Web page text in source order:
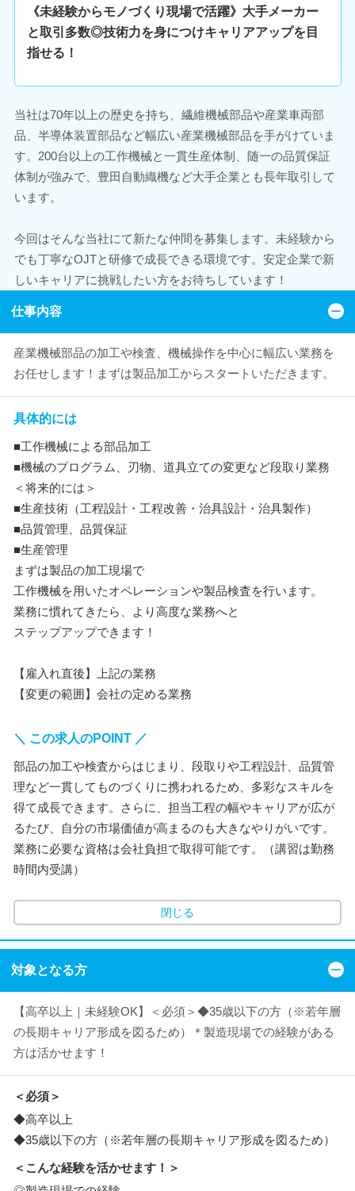
《未経験からモノづくり現場で活躍》大手メーカー
と取引多数◎技術力を身につけキャリアアップを目
指せる！
当社は70年以上の歴史を持ち、繊維機械部品や産業車両部
品、半導体装置部品など幅広い産業機械部品を手がけていま
す。200台以上の工作機械と一貫生産体制、随一の品質保証
体制が強みで、豊田自動織機など大手企業とも長年取引して
います。
今回はそんな当社にて新たな仲間を募集します。未経験から
でも丁寧なOJTと研修で成長できる環境です。安定企業で新
しいキャリアに挑戦したい方をお待ちしています！
仕事内容
産業機械部品の加工や検査、機械操作を中心に幅広い業務を
お任せします！まずは製品加工からスタートいただきます。
具体的には
■工作機械による部品加工
■機械のプログラム、刃物、道具立ての変更など段取り業務
＜将来的には＞
■生産技術（工程設計・工程改善・治具設計・治具製作）
■品質管理、品質保証
■生産管理
まずは製品の加工現場で
工作機械を用いたオペレーションや製品検査を行います。
業務に慣れてきたら、より高度な業務へと
ステップアップできます！
【雇入れ直後】上記の業務
【変更の範囲】会社の定める業務
＼ この求人のPOINT ／
部品の加工や検査からはじまり、段取りや工程設計、品質管
理など一貫してものづくりに携われるため、多彩なスキルを
得て成長できます。さらに、担当工程の幅やキャリアが広が
るたび、自分の市場価値が高まるのも大きなやりがいです。
業務に必要な資格は会社負担で取得可能です。（講習は勤務
時間内受講）
閉じる
対象となる方
【高卒以上｜未経験OK】＜必須＞◆35歳以下の方（※若年層
の長期キャリア形成を図るため）＊製造現場での経験がある
方は活かせます！
＜必須＞
◆高卒以上
◆35歳以下の方（※若年層の長期キャリア形成を図るため）
＜こんな経験を活かせます！＞